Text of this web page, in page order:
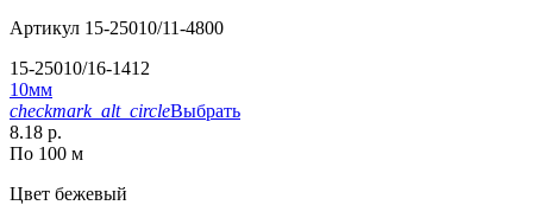
Артикул 15-25010/11-4800
15-25010/16-1412
10мм
checkmark_alt_circleВыбрать
8.18 р.
По 100 м
Цвет бежевый